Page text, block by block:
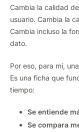
Cambia la calidad
usuario. Cambia la
Cambia incluso la
dato.
Por eso, para mí,
Es una ficha que
tiempo:
Se entiende
Se compara